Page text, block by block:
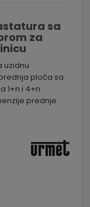
sa
za
uzidnu
ploča sa
1+n i 4+n
prednje